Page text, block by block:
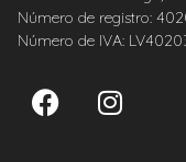
Número de registro:
Número de IVA: